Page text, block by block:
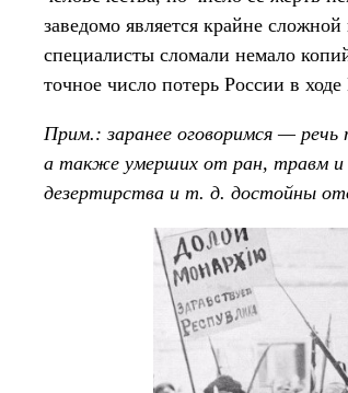
заведомо является крайне
специалисты сломали немало
точное число потерь России в
Прим.: заранее оговоримся —
а также умерших от ран, травм и
дезертирства и т. д. достойны